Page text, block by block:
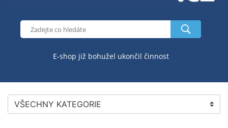
E-shop již bohužel ukončil činnost
VŠECHNY KATEGORIE